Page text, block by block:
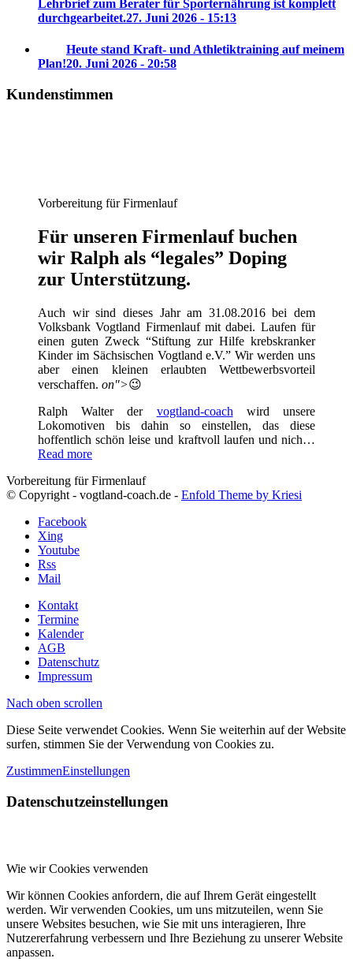
Lehrbrief zum Berater für Sporternährung ist komplett
durchgearbeitet.27. Juni 2026 - 15:13
Heute stand Kraft- und Athletiktraining auf meinem
Plan!20. Juni 2026 - 20:58
Kundenstimmen
Vorbereitung für Firmenlauf
Für unseren Firmenlauf buchen
wir Ralph als “legales” Doping
zur Unterstützung.
Auch wir sind dieses Jahr am 31.08.2016 bei dem
Volksbank Vogtland Firmenlauf mit dabei. Laufen für
einen guten Zweck “Stiftung zur Hilfe krebskranker
Kinder im Sächsischen Vogtland e.V.” Wir werden uns
aber einen kleinen erlaubten Wettbewerbsvorteil
verschaffen. on">😉
Ralph Walter der vogtland-coach wird unsere
Lokomotiven bis dahin so einstellen, das diese
hoffentlich schön leise und kraftvoll laufen und nich…
Read more
Vorbereitung für Firmenlauf
© Copyright - vogtland-coach.de - Enfold Theme by Kriesi
Facebook
Xing
Youtube
Rss
Mail
Kontakt
Termine
Kalender
AGB
Datenschutz
Impressum
Nach oben scrollen
Diese Seite verwendet Cookies. Wenn Sie weiterhin auf der Website
surfen, stimmen Sie der Verwendung von Cookies zu.
ZustimmenEinstellungen
Datenschutzeinstellungen
Wie wir Cookies verwenden
Wir können Cookies anfordern, die auf Ihrem Gerät eingestellt
werden. Wir verwenden Cookies, um uns mitzuteilen, wenn Sie
unsere Websites besuchen, wie Sie mit uns interagieren, Ihre
Nutzererfahrung verbessern und Ihre Beziehung zu unserer Website
anpassen.